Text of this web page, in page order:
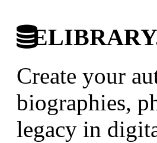
Create your
biographies,
legacy in